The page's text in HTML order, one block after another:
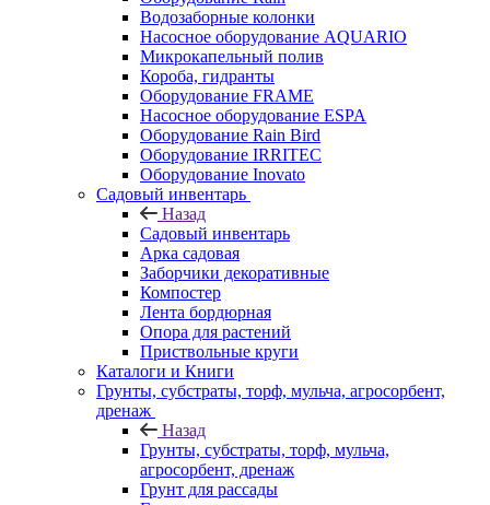
Водозаборные колонки
Насосное оборудование AQUARIO
Микрокапельный полив
Короба, гидранты
Оборудование FRAME
Насосное оборудование ESPA
Оборудование Rain Bird
Оборудование IRRITEC
Оборудование Inovato
Садовый инвентарь
Назад
Садовый инвентарь
Арка садовая
Заборчики декоративные
Компостер
Лента бордюрная
Опора для растений
Приствольные круги
Каталоги и Книги
Грунты, субстраты, торф, мульча, агросорбент,
дренаж
Назад
Грунты, субстраты, торф, мульча,
агросорбент, дренаж
Грунт для рассады